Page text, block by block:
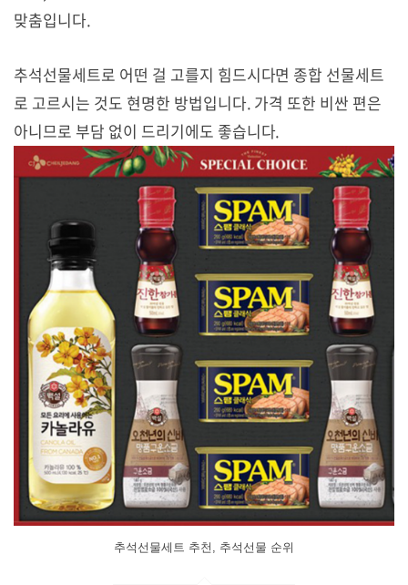
맞춤입니다.
추석선물세트로 어떤 걸 고를지 힘드시다면 종합 선물세트
로 고르시는 것도 현명한 방법입니다. 가격 또한 비싼 편은
아니므로 부담 없이 드리기에도 좋습니다.
추석선물세트 추천, 추석선물 순위